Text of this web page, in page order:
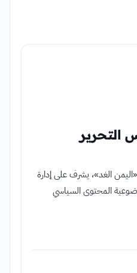
التحرير
الغد»، يشرف على إدارة
المحتوى السياسي